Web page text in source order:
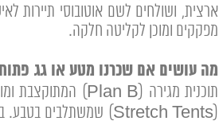
ארצית, ושולחים לשם אוטובוסי תיירות
מפקקים ומוכן לקליטה חלקה.
מה עושים אם שכרנו מטע או גג פתוח